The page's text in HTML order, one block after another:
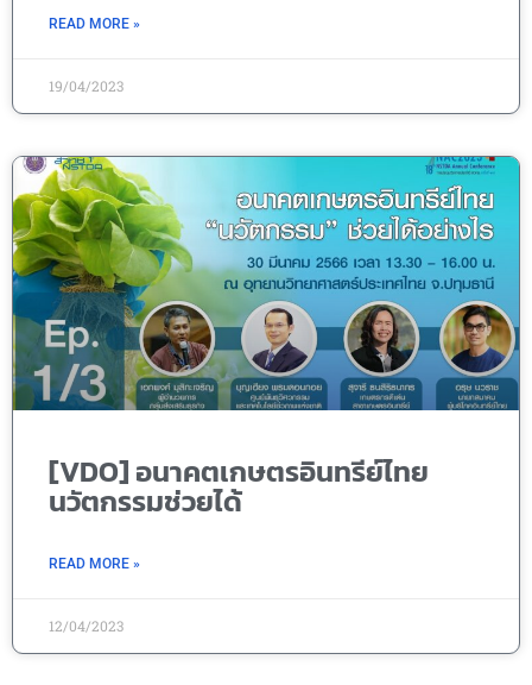
READ MORE »
19/04/2023
[VDO] อนาคตเกษตรอินทรีย์ไทย
นวัตกรรมช่วยได้
READ MORE »
12/04/2023